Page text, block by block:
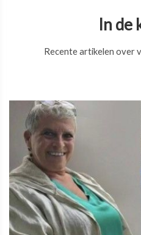
In
Recente artikelen over